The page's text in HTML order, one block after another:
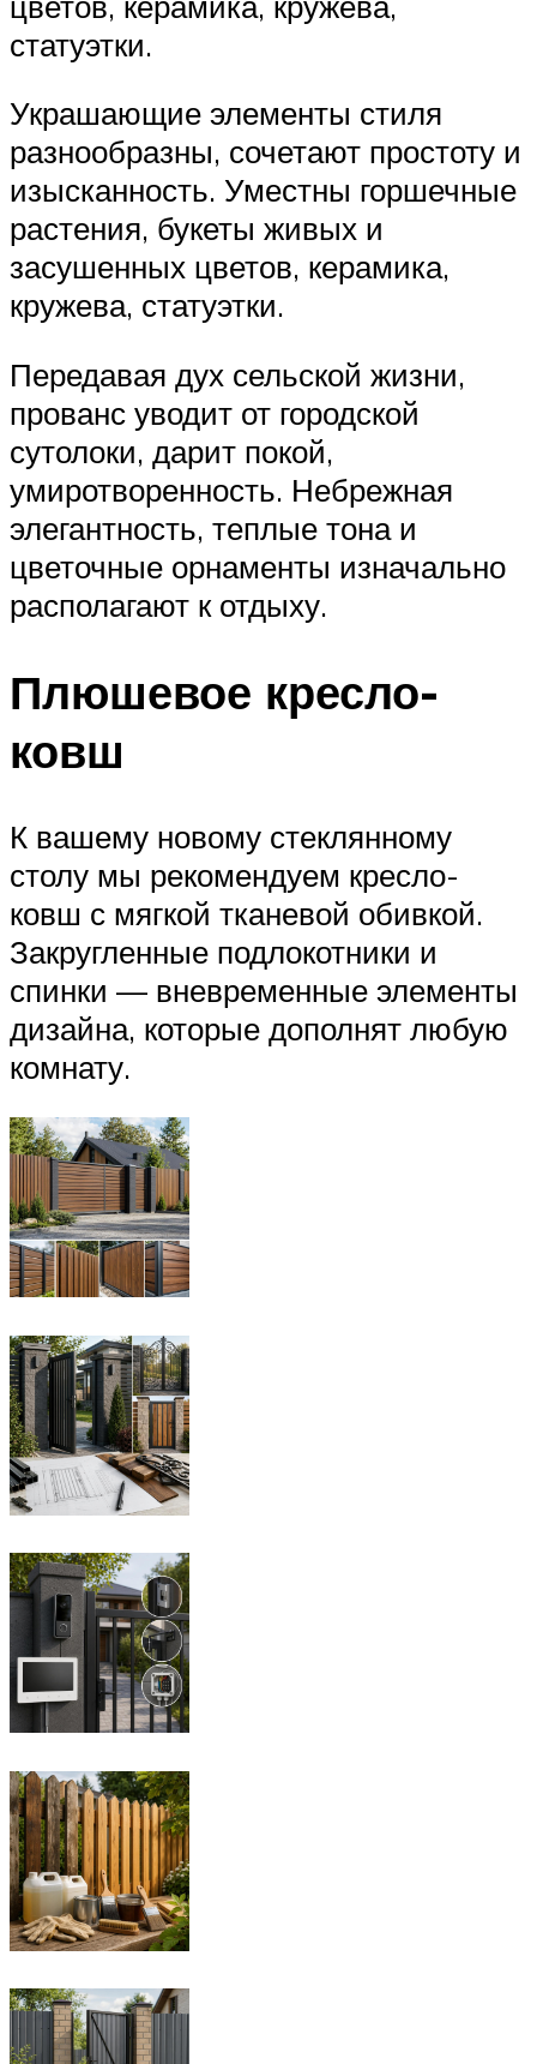
статуэтки.
Украшающие элементы стиля
разнообразны, сочетают простоту и
изысканность. Уместны горшечные
растения, букеты живых и
засушенных цветов, керамика,
кружева, статуэтки.
Передавая дух сельской жизни,
прованс уводит от городской
сутолоки, дарит покой,
умиротворенность. Небрежная
элегантность, теплые тона и
цветочные орнаменты изначально
располагают к отдыху.
Плюшевое кресло-
ковш
К вашему новому стеклянному
столу мы рекомендуем кресло-
ковш с мягкой тканевой обивкой.
Закругленные подлокотники и
спинки — вневременные элементы
дизайна, которые дополнят любую
комнату.